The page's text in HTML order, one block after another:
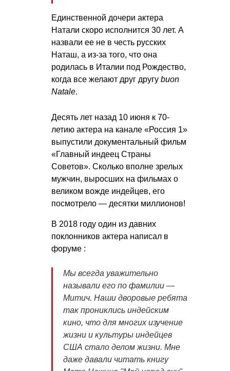
Единственной дочери актера
Натали скоро исполнится 30 лет. А
назвали ее не в честь русских
Наташ, а из-за того, что она
родилась в Италии под Рождество,
когда все желают друг другу buon
Natale.
Десять лет назад 10 июня к 70-
летию актера на канале «Россия 1»
выпустили документальный фильм
«Главный индеец Страны
Советов». Сколько вполне зрелых
мужчин, выросших на фильмах о
великом вожде индейцев, его
посмотрело — десятки миллионов!
В 2018 году один из давних
поклонников актера написал в
форуме :
Мы всегда уважительно
называли его по фамилии —
Митич. Наши дворовые ребята
так прониклись индейским
кино, что для многих изучение
жизни и культуры индейцев
США стало делом жизни. Мне
даже давали читать книгу